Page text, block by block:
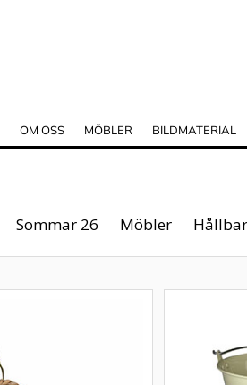
OM OSS MÖBLER BILDMATERIAL
Sommar 26 Möbler